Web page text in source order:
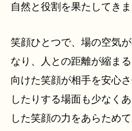
自然と役割を果たしてきま
笑顔ひとつで、場の空気
なり、人との距離が縮ま
向けた笑顔が相手を安心
したりする場面も少なく
した笑顔の力をあらため